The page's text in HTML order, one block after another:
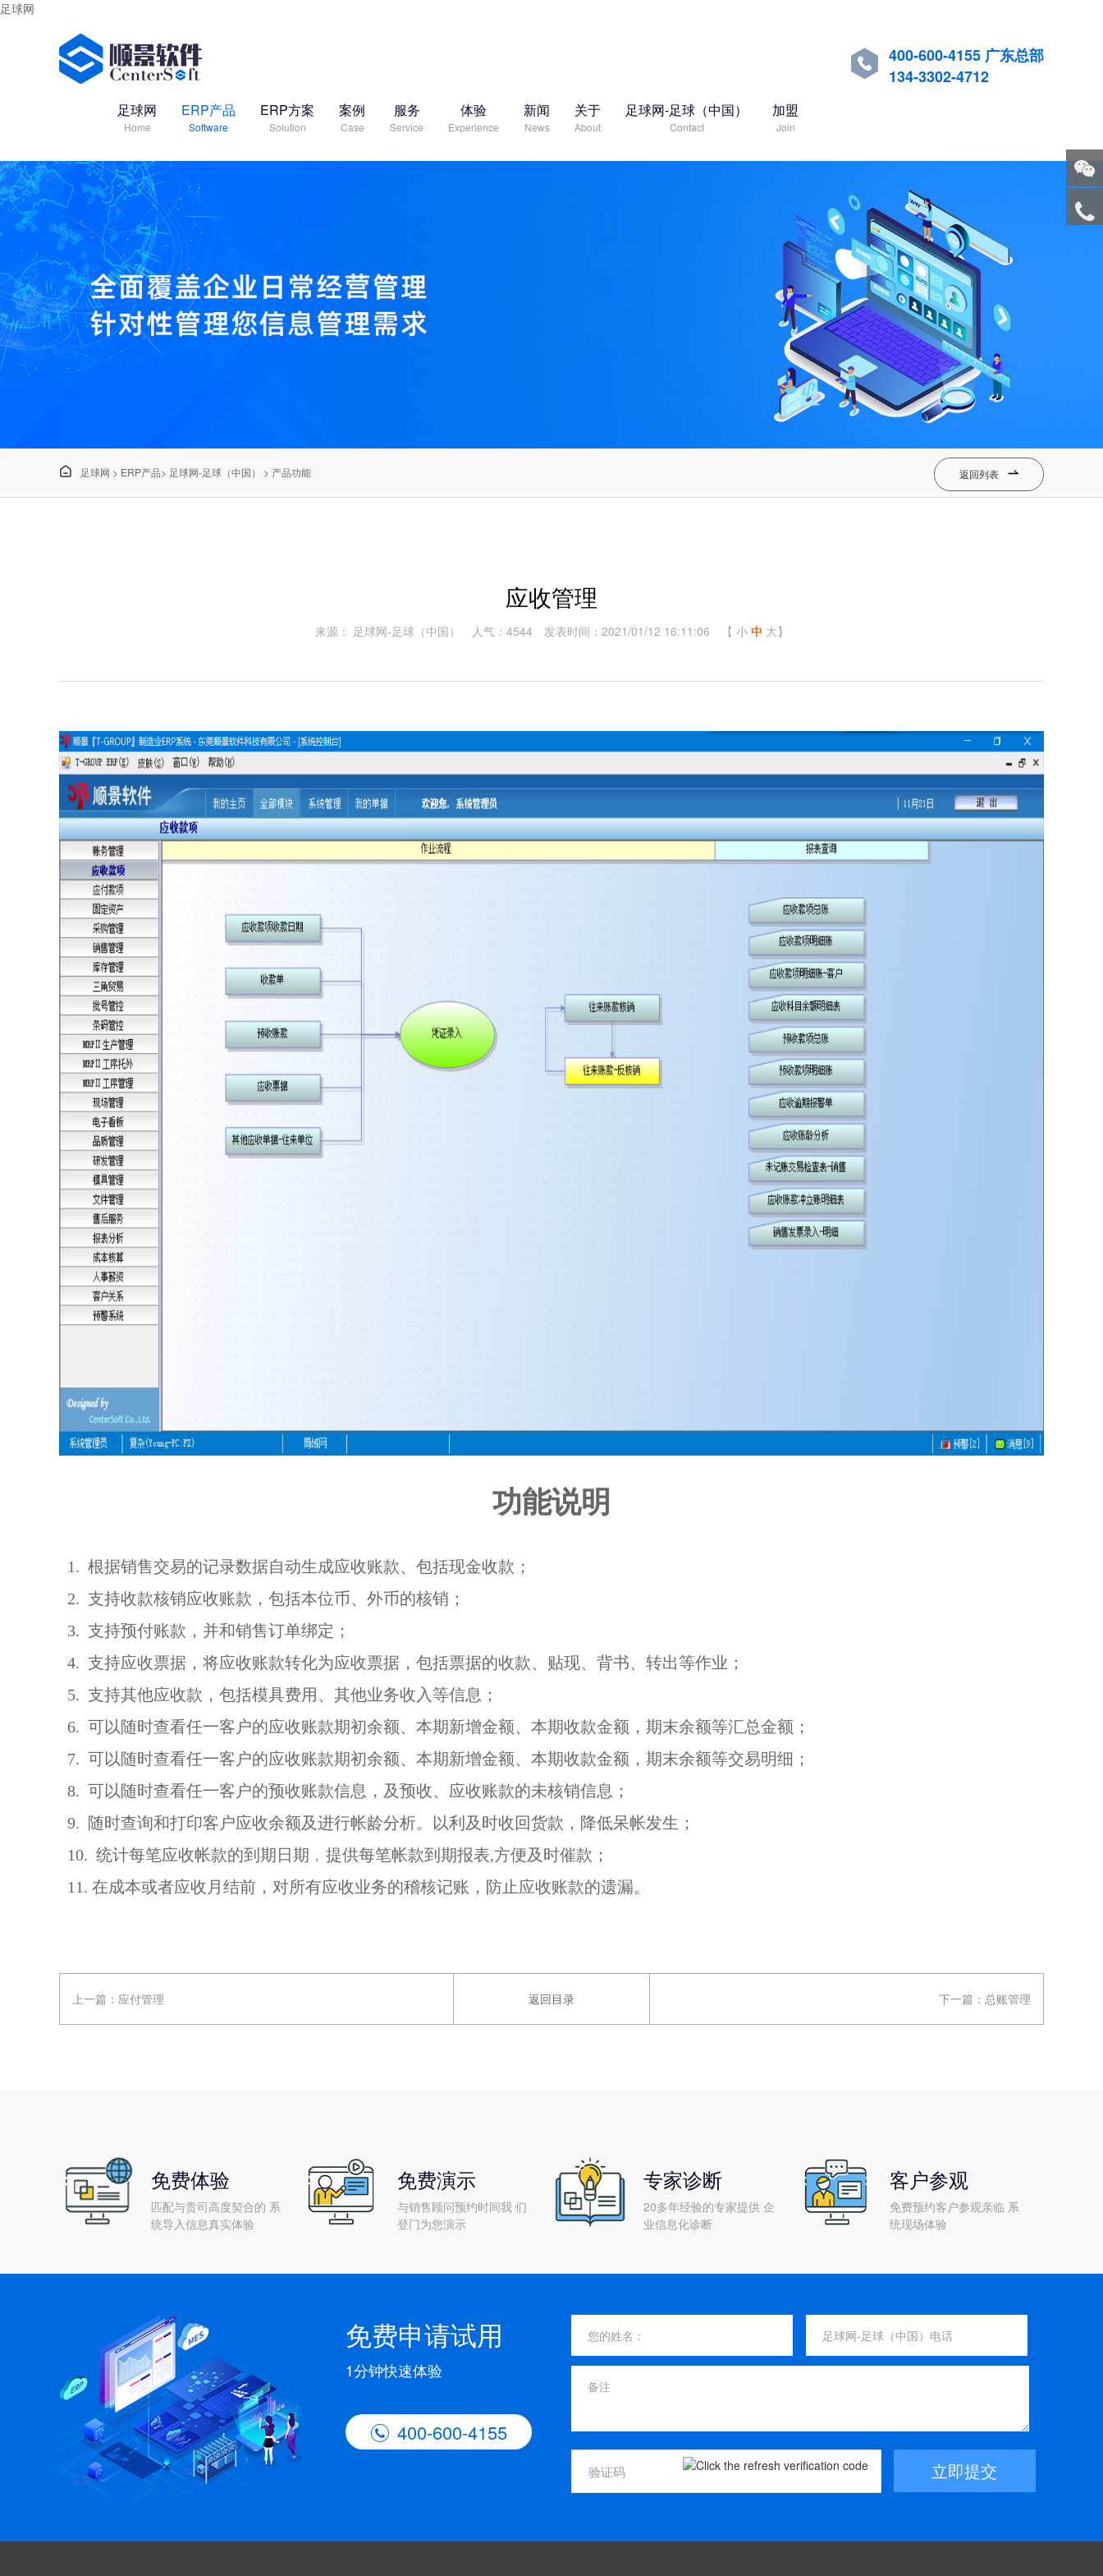
足球网

400-600-4155 广东总部
134-3302-4712
足球网
Home
ERP产品
Software
ERP方案
Solution
案例
Case
服务
Service
体验
Experience
新闻
News
关于
About
足球网-足球（中国）
Contact
加盟
Join
 足球网 > ERP产品> 足球网-足球（中国） > 产品功能 返回列表 
应收管理
来源： 足球网-足球（中国） 人气：4544 发表时间：2021/01/12 16:11:06 【 小 中 大】
功能说明
1. 根据销售交易的记录数据自动生成应收账款、包括现金收款；
2. 支持收款核销应收账款，包括本位币、外币的核销；
3. 支持预付账款，并和销售订单绑定；
4. 支持应收票据，将应收账款转化为应收票据，包括票据的收款、贴现、背书、转出等作业；
5. 支持其他应收款，包括模具费用、其他业务收入等信息；
6. 可以随时查看任一客户的应收账款期初余额、本期新增金额、本期收款金额，期末余额等汇总金额；
7. 可以随时查看任一客户的应收账款期初余额、本期新增金额、本期收款金额，期末余额等交易明细；
8. 可以随时查看任一客户的预收账款信息，及预收、应收账款的未核销信息；
9. 随时查询和打印客户应收余额及进行帐龄分析。以利及时收回货款，降低呆帐发生；
10. 统计每笔应收帐款的到期日期﹐提供每笔帐款到期报表,方便及时催款；
11. 在成本或者应收月结前，对所有应收业务的稽核记账，防止应收账款的遗漏。
上一篇： 应付管理 返回目录 下一篇： 总账管理
免费体验
匹配与贵司高度契合的 系
统导入信息真实体验
免费演示
与销售顾问预约时间我 们
登门为您演示
专家诊断
20多年经验的专家提供 企
业信息化诊断
客户参观
免费预约客户参观亲临 系
统现场体验
免费申请试用
1分钟快速体验
 400-600-4155
立即提交
微信